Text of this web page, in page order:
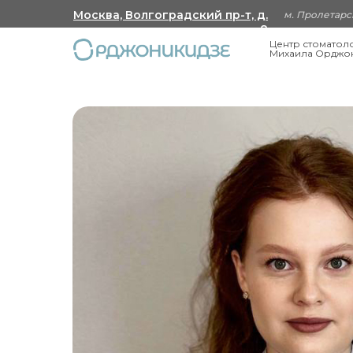
м.
Москва, Волгоградский пр-т, д.
8
Центр
Михаила